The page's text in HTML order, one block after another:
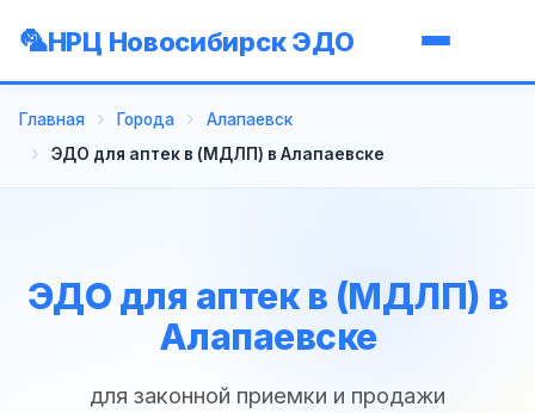
НРЦ Новосибирск ЭДО
Главная Города
Алапаевск
ЭДО для аптек в (МДЛП) в Алапаевске
ЭДО для аптек в (МДЛП) в
Алапаевске
для законной приемки и продажи